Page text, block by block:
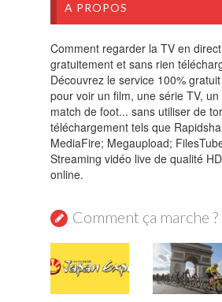
A PROPOS
Comment regarder la TV en
gratuitement et sans rien
Découvrez le service 100%
pour voir un film, une série TV,
match de foot... sans utiliser de
téléchargement tels que
MediaFire; Megaupload;
Streaming vidéo live de qualité
online.
Comment ça marche ?